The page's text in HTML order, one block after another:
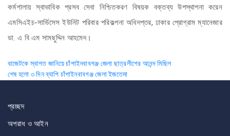
কর্মশালায় স্বাভাবিক প্রসব সেবা নিশ্চিতকরণ বিষয়ক বক্তব্য উপস্থাপনা করেন
এমসিএইচ-সার্ভিসেস ইউনিট পরিবার পরিকল্পনা অধিদপ্তর, ঢাকার প্রোগ্রাম ম্যানেজার
ডা. এ বি এম সামছুদ্দিন আহমেদ।
Post
navigation
বাজেটকে স্বাগত জানিয়ে চাঁপাইনবাবগঞ্জ জেলা ছাত্রলীগের আনন্দ মিছিল
শেষ হলো ৩ দিন ব্যাপি চাঁপাইনবাবগঞ্জ জেলা ইজতেমা
প্রচ্ছদ
অপরাধ ও আইন